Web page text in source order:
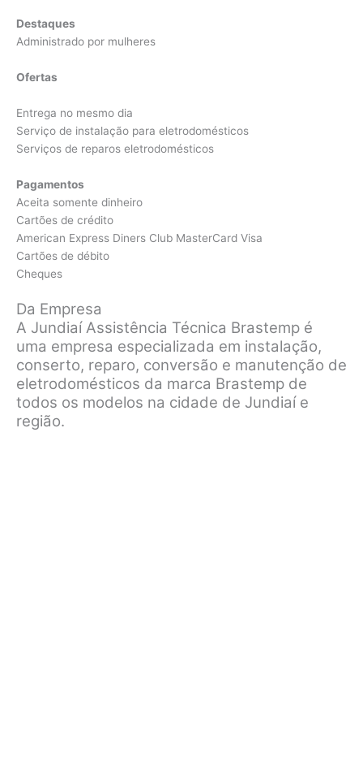
Destaques
Administrado por mulheres
Ofertas
Entrega no mesmo dia
Serviço de instalação para eletrodomésticos
Serviços de reparos eletrodomésticos
Pagamentos
Aceita somente dinheiro
Cartões de crédito
American Express Diners Club MasterCard Visa
Cartões de débito
Cheques
Da Empresa
A Jundiaí Assistência Técnica Brastemp é
uma empresa especializada em instalação,
conserto, reparo, conversão e manutenção de
eletrodomésticos da marca Brastemp de
todos os modelos na cidade de Jundiaí e
região.